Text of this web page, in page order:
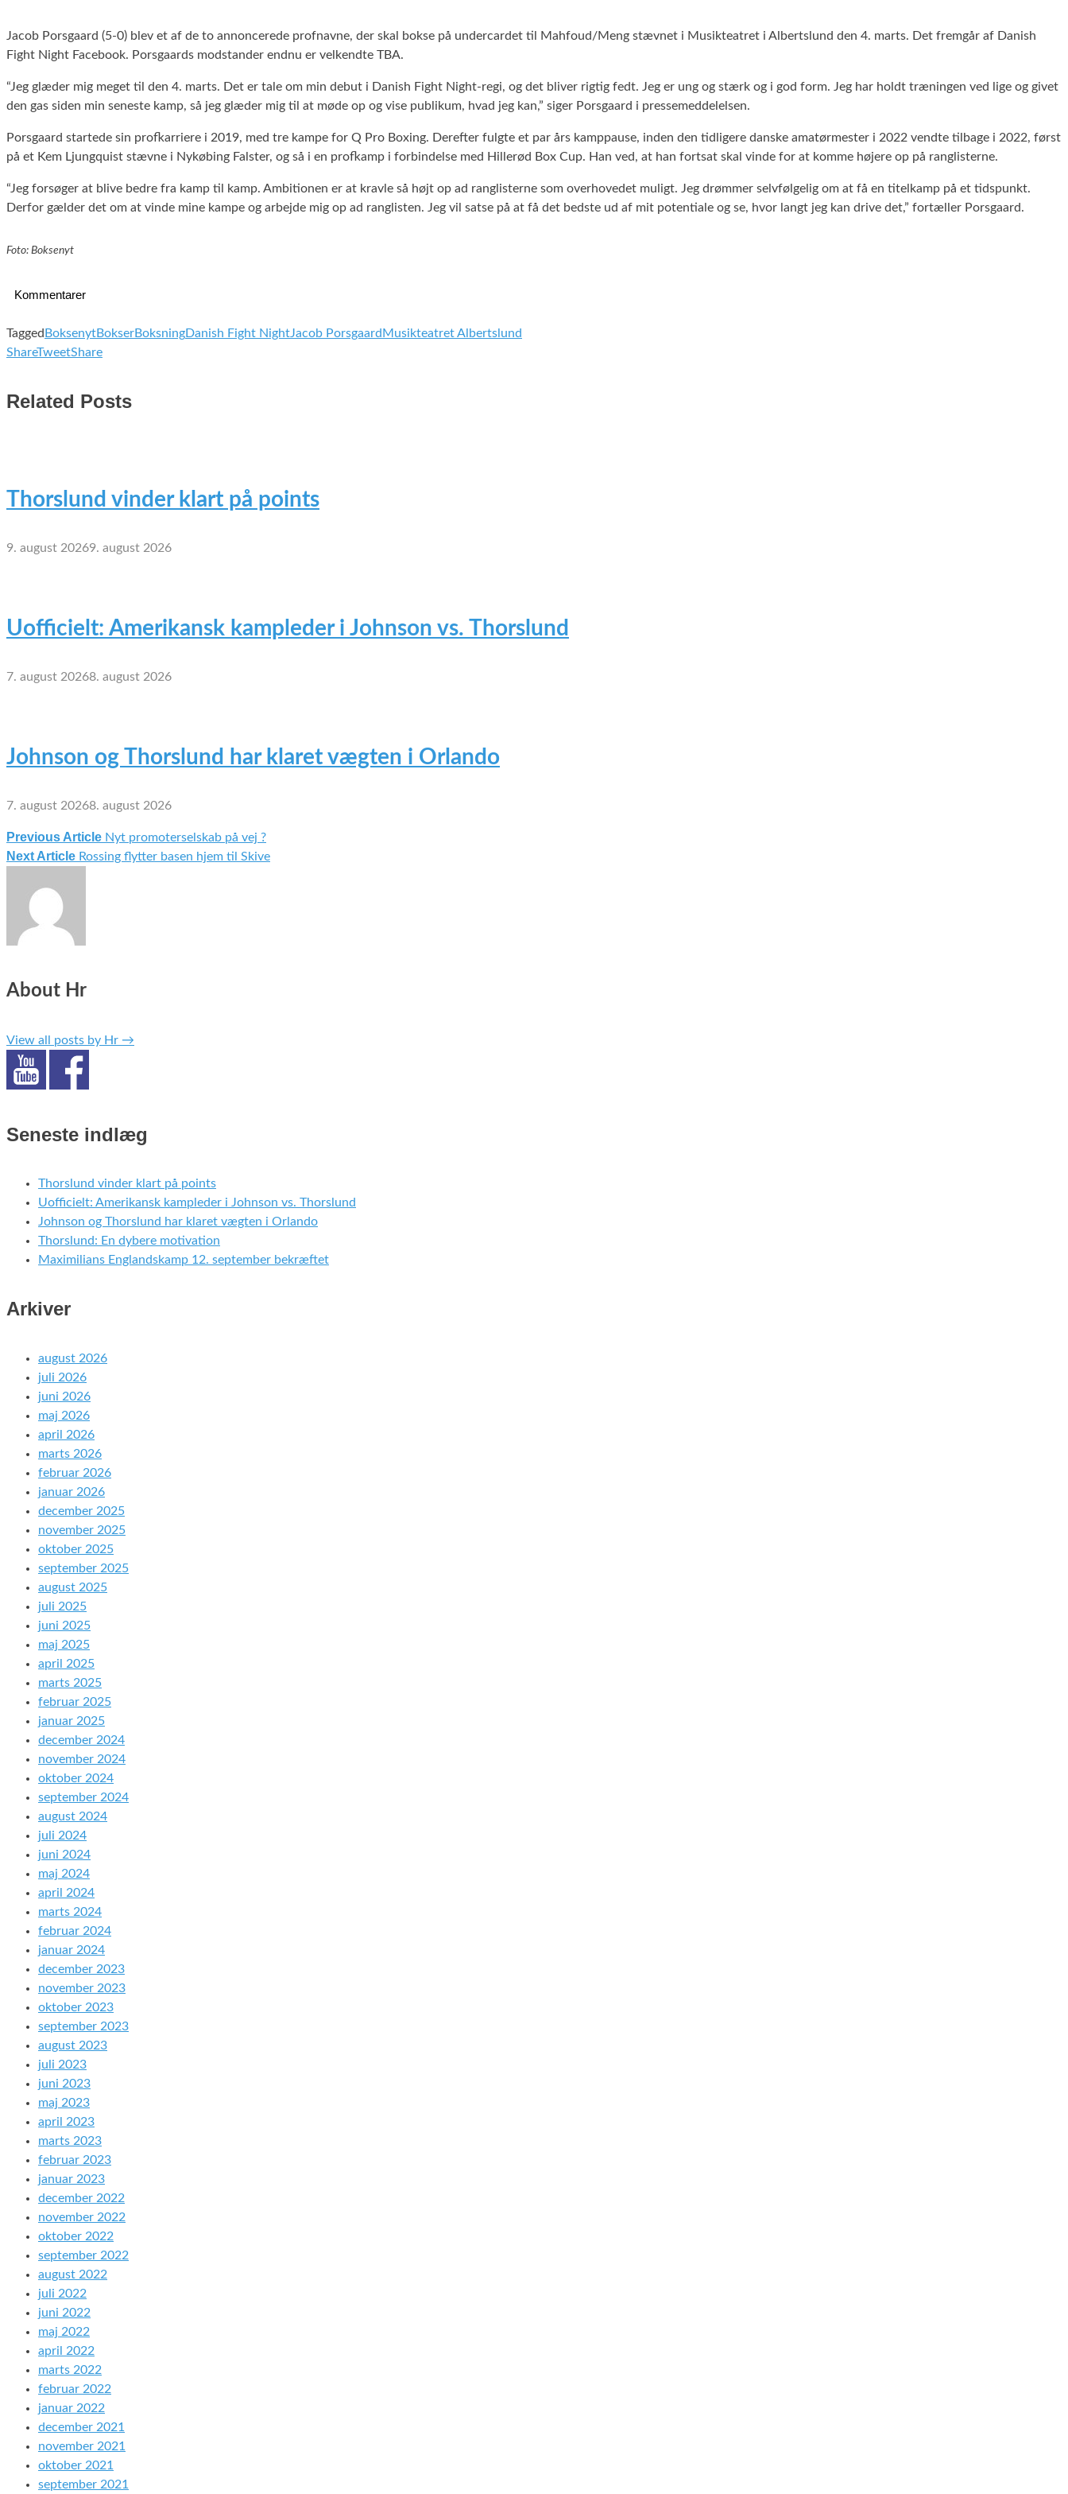
Jacob Porsgaard (5-0) blev et af de to annoncerede profnavne, der skal bokse på undercardet til Mahfoud/Meng stævnet i Musikteatret i Albertslund den 4. marts. Det fremgår af Danish
Fight Night Facebook. Porsgaards modstander endnu er velkendte TBA.
“Jeg glæder mig meget til den 4. marts. Det er tale om min debut i Danish Fight Night-regi, og det bliver rigtig fedt. Jeg er ung og stærk og i god form. Jeg har holdt træningen ved lige og givet
den gas siden min seneste kamp, så jeg glæder mig til at møde op og vise publikum, hvad jeg kan,” siger Porsgaard i pressemeddelelsen.
Porsgaard startede sin profkarriere i 2019, med tre kampe for Q Pro Boxing. Derefter fulgte et par års kamppause, inden den tidligere danske amatørmester i 2022 vendte tilbage i 2022, først
på et Kem Ljungquist stævne i Nykøbing Falster, og så i en profkamp i forbindelse med Hillerød Box Cup. Han ved, at han fortsat skal vinde for at komme højere op på ranglisterne.
“Jeg forsøger at blive bedre fra kamp til kamp. Ambitionen er at kravle så højt op ad ranglisterne som overhovedet muligt. Jeg drømmer selvfølgelig om at få en titelkamp på et tidspunkt.
Derfor gælder det om at vinde mine kampe og arbejde mig op ad ranglisten. Jeg vil satse på at få det bedste ud af mit potentiale og se, hvor langt jeg kan drive det,” fortæller Porsgaard.
Foto: Boksenyt
Kommentarer
Tagged BoksenytBokserBoksningDanish Fight NightJacob Porsgaard Musikteatret Albertslund
ShareTweetShare
Related Posts
Thorslund vinder klart på points
9. august 20269. august 2026
Uofficielt: Amerikansk kampleder i Johnson vs. Thorslund
7. august 20268. august 2026
Johnson og Thorslund har klaret vægten i Orlando
7. august 20268. august 2026
Indlægsnavigation
Previous Article Nyt promoterselskab på vej ?
Next Article Rossing flytter basen hjem til Skive
About Hr
View all posts by Hr →
Seneste indlæg
Thorslund vinder klart på points
Uofficielt: Amerikansk kampleder i Johnson vs. Thorslund
Johnson og Thorslund har klaret vægten i Orlando
Thorslund: En dybere motivation
Maximilians Englandskamp 12. september bekræftet
Arkiver
august 2026
juli 2026
juni 2026
maj 2026
april 2026
marts 2026
februar 2026
januar 2026
december 2025
november 2025
oktober 2025
september 2025
august 2025
juli 2025
juni 2025
maj 2025
april 2025
marts 2025
februar 2025
januar 2025
december 2024
november 2024
oktober 2024
september 2024
august 2024
juli 2024
juni 2024
maj 2024
april 2024
marts 2024
februar 2024
januar 2024
december 2023
november 2023
oktober 2023
september 2023
august 2023
juli 2023
juni 2023
maj 2023
april 2023
marts 2023
februar 2023
januar 2023
december 2022
november 2022
oktober 2022
september 2022
august 2022
juli 2022
juni 2022
maj 2022
april 2022
marts 2022
februar 2022
januar 2022
december 2021
november 2021
oktober 2021
september 2021